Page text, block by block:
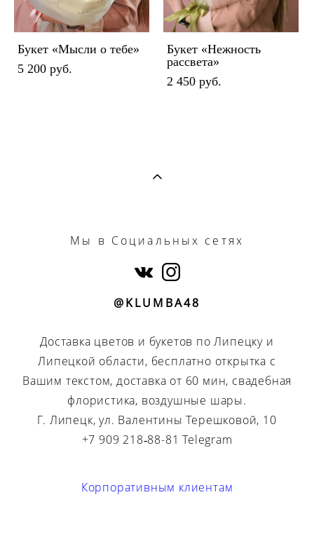
Букет «Мысли о тебе»
5 200 pуб.
Букет «Нежность
рассвета»
2 450 pуб.
Мы в Социальных сетях
@KLUMBA48
Доставка цветов и букетов по Липецку и
Липецкой области, бесплатно открытка с
Вашим текстом, доставка от 60 мин, свадебная
флористика, воздушные шары.
Г. Липецк, ул. Валентины Терешковой, 10
+7 909 218‑88-81 Telegram
Корпоративным клиентам